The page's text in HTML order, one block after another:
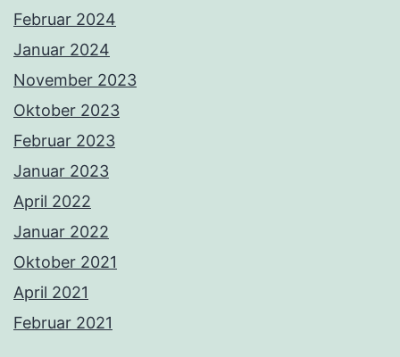
Februar 2024
Januar 2024
November 2023
Oktober 2023
Februar 2023
Januar 2023
April 2022
Januar 2022
Oktober 2021
April 2021
Februar 2021